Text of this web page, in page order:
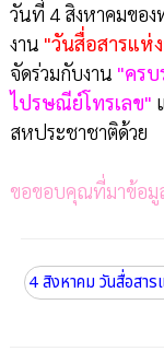
วันที่ 4 สิงหาคมขอ
งาน "วันสื่อสารแห่
จัดร่วมกับงาน "ครบ
ไปรษณีย์โทรเลข"
สหประชาชาติด้วย
ขอขอบคุณที่มาข้อมู
4 สิงหาคม วันสื่อสาร